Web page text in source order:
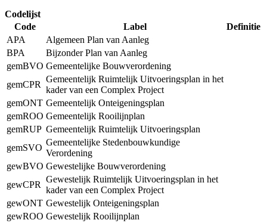
Codelijst
Code
Label
Definitie
APA
Algemeen Plan van Aanleg
BPA
Bijzonder Plan van Aanleg
gemBVO Gemeentelijke Bouwverordening
gemCPR
Gemeentelijk Ruimtelijk Uitvoeringsplan in het
kader van een Complex Project
gemONT Gemeentelijk Onteigeningsplan
gemROO Gemeentelijk Rooilijnplan
gemRUP Gemeentelijk Ruimtelijk Uitvoeringsplan
gemSVO
Gemeentelijke Stedenbouwkundige
Verordening
gewBVO Gewestelijke Bouwverordening
gewCPR
Gewestelijk Ruimtelijk Uitvoeringsplan in het
kader van een Complex Project
gewONT Gewestelijk Onteigeningsplan
gewROO Gewestelijk Rooilijnplan